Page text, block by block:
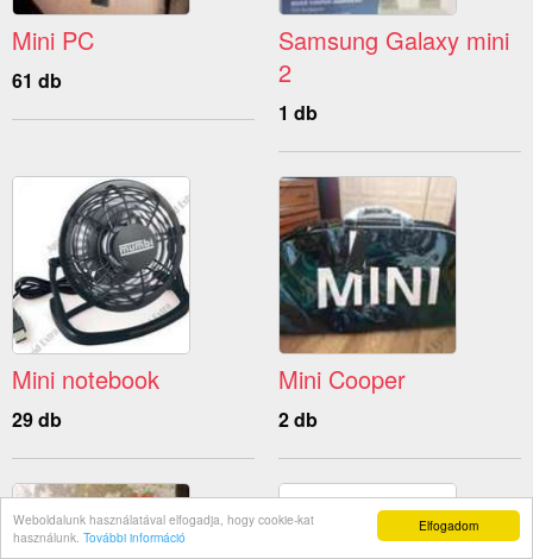
Elfogadom
Weboldalunk használatával elfogadja, hogy cookie-kat
használunk. További információ
Mini PC
61 db
Samsung Galaxy mini
2
1 db
Mini notebook
29 db
Mini Cooper
2 db